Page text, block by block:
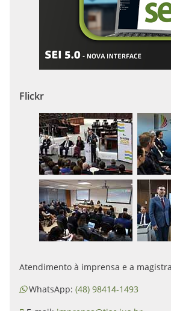
Flickr
Atendimento à imprensa e a
WhatsApp: (48) 98414-1493